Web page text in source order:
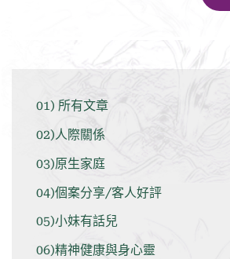
01) 所有文章
02)人際關係
03)原生家庭
04)個案分享/客人好評
05)小妹有話兒
06)精神健康與身心靈